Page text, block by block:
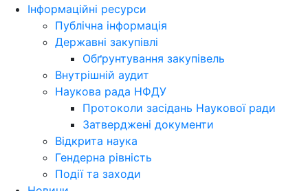
Інформаційні ресурси
Публічна інформація
Державні закупівлі
Обґрунтування закупівель
Внутрішній аудит
Наукова рада НФДУ
Протоколи засідань Наукової ради
Затверджені документи
Відкрита наука
Гендерна рівність
Події та заходи